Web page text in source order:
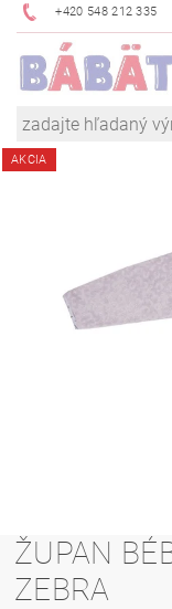
+420 548 212 335
AKCIA
ŽUPAN
ZEBRA